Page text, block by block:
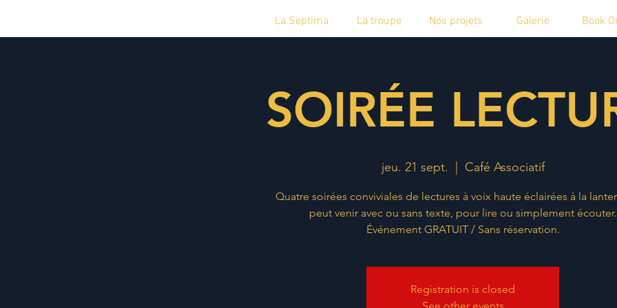
La Septima La troupe Nos projets Galerie Book
SOIRÉE
jeu. 21 sept. Café Associatif
Quatre soirées conviviales de lectures à voix haute éclairées à la
peut venir avec ou sans texte, pour lire ou simplement écouter.
Événement GRATUIT / Sans réservation.
Registration is closed